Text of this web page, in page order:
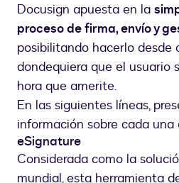
Docusign apuesta en la
proceso de firma, envío y
posibilitando hacerlo desde
dondequiera que el usuario
hora que amerite.
En las siguientes líneas,
información sobre cada una
eSignature
Considerada como la
mundial, esta herramienta